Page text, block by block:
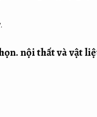
nội thất và vật